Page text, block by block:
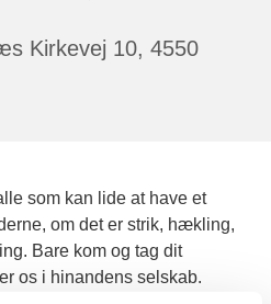
Kirkevej 10, 4550
som kan lide at have et
om det er strik, hækling,
Bare kom og tag dit
os i hinandens selskab.